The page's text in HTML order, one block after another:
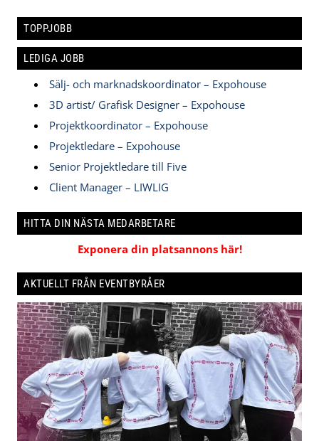
TOPPJOBB
LEDIGA JOBB
Sälj- och marknadskoordinator – Expohouse
3D artist/ Grafisk Designer – Expohouse
Projektkoordinator – Expohouse
Projektledare – Expohouse
Senior Projektledare till Five
Client Manager – LIWLIG
HITTA DIN NÄSTA MEDARBETARE
Exponera din platsannons här!
AKTUELLT FRÅN EVENTBYRÅER